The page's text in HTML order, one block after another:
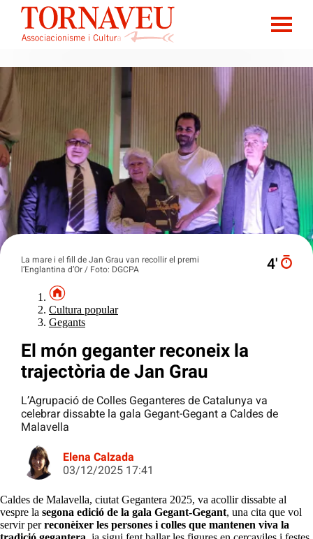
La mare i el fill de Jan Grau van recollir el premi
l’Englantina d’Or / Foto: DGCPA
4′
Cultura popular
Gegants
El món geganter reconeix la
trajectòria de Jan Grau
L’Agrupació de Colles Geganteres de Catalunya va
celebrar dissabte la gala Gegant-Gegant a Caldes de
Malavella
Elena Calzada
03/12/2025 17:41
Caldes de Malavella, ciutat Gegantera 2025, va acollir dissabte al
vespre la segona edició de la gala Gegant-Gegant, una cita que vol
servir perreconèixer les persones i colles que mantenen viva la